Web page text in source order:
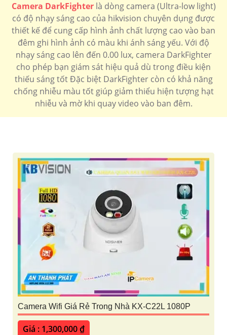
Camera DarkFighterlà dòng camera (Ultra-low light)
có độ nhạy sáng cao của hikvision chuyên dụng được
thiết kế để cung cấp hình ảnh chất lượng cao vào ban
đêm ghi hình ảnh có màu khi ánh sáng yếu. Với độ
nhạy sáng cao lên đến 0.00 lux, camera DarkFighter
cho phép bạn giám sát hiệu quả dù trong điều kiện
thiếu sáng tốt Đặc biệt DarkFighter còn có khả năng
chống nhiễu màu tốt giúp giảm thiểu hiện tượng hạt
nhiễu và mờ khi quay video vào ban đêm.
Camera Wifi Giá Rẻ Trong Nhà KX-C22L 1080P
Giá : 1,300,000 ₫